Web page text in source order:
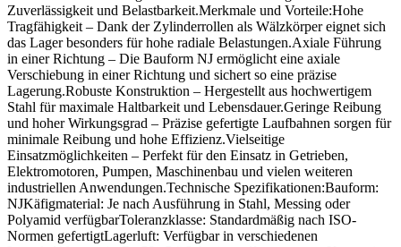
Zuverlässigkeit und Belastbarkeit.Merkmale und Vorteile:Hohe
Tragfähigkeit – Dank der Zylinderrollen als Wälzkörper eignet sich
das Lager besonders für hohe radiale Belastungen.Axiale Führung
in einer Richtung – Die Bauform NJ ermöglicht eine axiale
Verschiebung in einer Richtung und sichert so eine präzise
Lagerung.Robuste Konstruktion – Hergestellt aus hochwertigem
Stahl für maximale Haltbarkeit und Lebensdauer.Geringe Reibung
und hoher Wirkungsgrad – Präzise gefertigte Laufbahnen sorgen für
minimale Reibung und hohe Effizienz.Vielseitige
Einsatzmöglichkeiten – Perfekt für den Einsatz in Getrieben,
Elektromotoren, Pumpen, Maschinenbau und vielen weiteren
industriellen Anwendungen.Technische Spezifikationen:Bauform:
NJKäfigmaterial: Je nach Ausführung in Stahl, Messing oder
Polyamid verfügbarToleranzklasse: Standardmäßig nach ISO-
Normen gefertigtLagerluft: Verfügbar in verschiedenen